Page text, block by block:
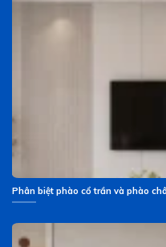
Phân biệt phào cổ trần và phào